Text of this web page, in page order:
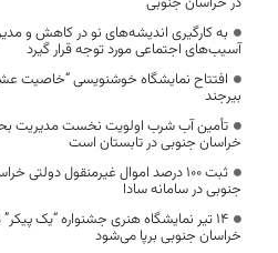
به کارگیری اندیشه‌های نو در کاهش و
آسیب‌های اجتماعی مورد توجه قرار گیرد
افتتاح نمایشگاه خوشنویسی “خاصیت
بیرجند
تأمین آب شرب اولویت نخست مدیریت
خراسان جنوبی در تابستان است
ثبت ۱۰۰ درصد اموال غیرمنقول دولتی
جنوبی در سامانه سادا
۱۴ تیر نمایشگاه هنری جشنواره “یک پیکر”
خراسان جنوبی برپا می‌شود